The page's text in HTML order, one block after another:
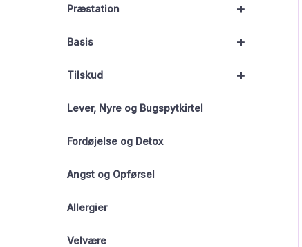
+
Præstation
+
Basis
+
Tilskud
Lever, Nyre og Bugspytkirtel
Fordøjelse og Detox
Angst og Opførsel
Allergier
Velvære